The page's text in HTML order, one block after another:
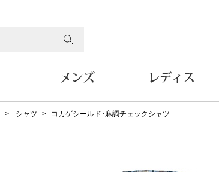
メンズ レディス
シャツ コカゲシールド･麻調チェックシャツ